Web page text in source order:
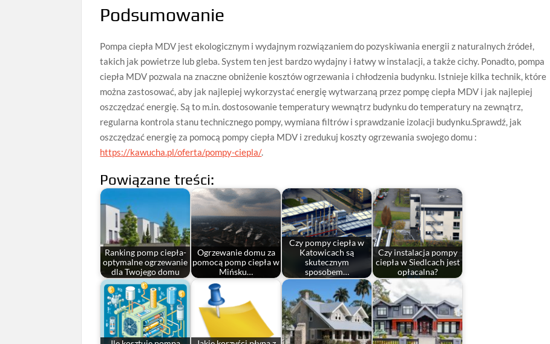
Podsumowanie
Pompa ciepła MDV jest ekologicznym i wydajnym rozwiązaniem do pozyskiwania energii z naturalnych źródeł,
takich jak powietrze lub gleba. System ten jest bardzo wydajny i łatwy w instalacji, a także cichy. Ponadto, pompa
ciepła MDV pozwala na znaczne obniżenie kosztów ogrzewania i chłodzenia budynku. Istnieje kilka technik, które
można zastosować, aby jak najlepiej wykorzystać energię wytwarzaną przez pompę ciepła MDV i jak najlepiej
oszczędzać energię. Są to m.in. dostosowanie temperatury wewnątrz budynku do temperatury na zewnątrz,
regularna kontrola stanu technicznego pompy, wymiana filtrów i sprawdzanie izolacji budynku.Sprawdź, jak
oszczędzać energię za pomocą pompy ciepła MDV i zredukuj koszty ogrzewania swojego domu :
https://kawucha.pl/oferta/pompy-ciepla/.
Powiązane treści:
Ranking pomp ciepła-
optymalne ogrzewanie
dla Twojego domu
Ogrzewanie domu za
pomocą pomp ciepła w
Mińsku…
Czy pompy ciepła w
Katowicach są
skutecznym
sposobem…
Czy instalacja pompy
ciepła w Siedlcach jest
opłacalna?